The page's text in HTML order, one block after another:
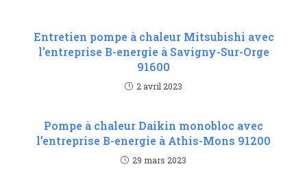
Entretien pompe à chaleur Mitsubishi avec
l’entreprise B-energie à Savigny-Sur-Orge
91600
2 avril 2023
Pompe à chaleur Daikin monobloc avec
l’entreprise B-energie à Athis-Mons 91200
29 mars 2023